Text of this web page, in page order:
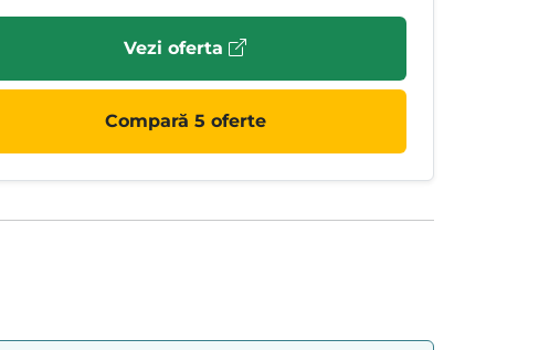
Vezi oferta
Compară 5 oferte